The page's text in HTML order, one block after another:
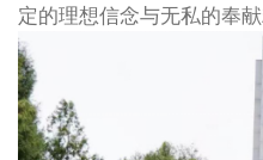
定的理想信念与无私的奉献